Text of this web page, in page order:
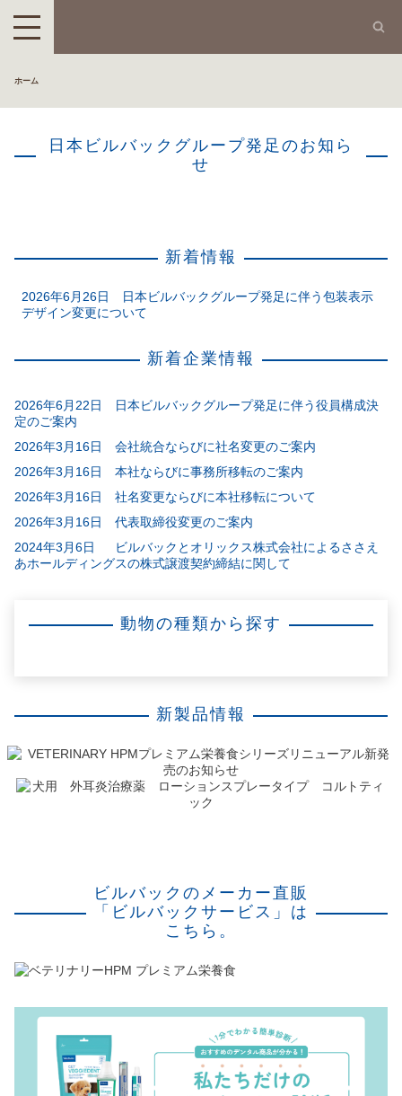
ホーム
ビルバックについて
日本ビルバックグループ発足のお知ら
せ
新着情報
2026年6月26日 日本ビルバックグループ発足に伴う包装表示
デザイン変更について
新着企業情報
2026年6月22日 日本ビルバックグループ発足に伴う役員構成決
定のご案内
2026年3月16日 会社統合ならびに社名変更のご案内
2026年3月16日 本社ならびに事務所移転のご案内
2026年3月16日 社名変更ならびに本社移転について
2026年3月16日 代表取締役変更のご案内
2024年3月6日 ビルバックとオリックス株式会社によるささえ
あホールディングスの株式譲渡契約締結に関して
動物の種類から探す
新製品情報
ビルバックのメーカー直販
「ビルバックサービス」は
こちら。